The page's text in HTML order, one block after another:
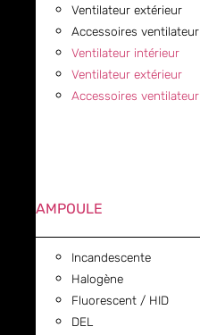
Ventilateur extérieur
Accessoires ventilateur
Ventilateur intérieur
Ventilateur extérieur
Accessoires ventilateur
AMPOULE
Incandescente
Halogène
Fluorescent / HID
DEL